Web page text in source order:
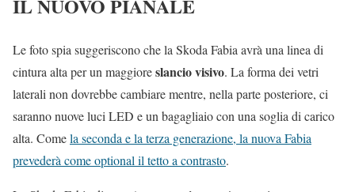
IL NUOVO PIANALE
Le foto spia suggeriscono che la Skoda Fabia avrà una linea di
cintura alta per un maggioreslancio visivo. La forma dei vetri
laterali non dovrebbe cambiare mentre, nella parte posteriore, ci
saranno nuove luci LED e un bagagliaio con una soglia di carico
alta. Comela seconda e la terza generazione, la nuova Fabia
prevederà come optional il tetto a contrasto.